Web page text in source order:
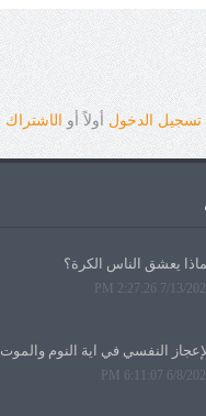
تسجيل الدخول أولاً أو الاشتراك
يعشق الناس الكرة؟
7/13/2026 2:27:26
الإعجاز النفسي في آية النوم والموت2
6/8/2026 6:11:07